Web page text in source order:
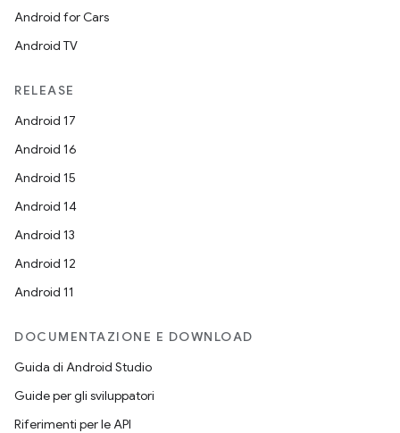
Android for Cars
Android TV
RELEASE
Android 17
Android 16
Android 15
Android 14
Android 13
Android 12
Android 11
DOCUMENTAZIONE E DOWNLOAD
Guida di Android Studio
Guide per gli sviluppatori
Riferimenti per le API